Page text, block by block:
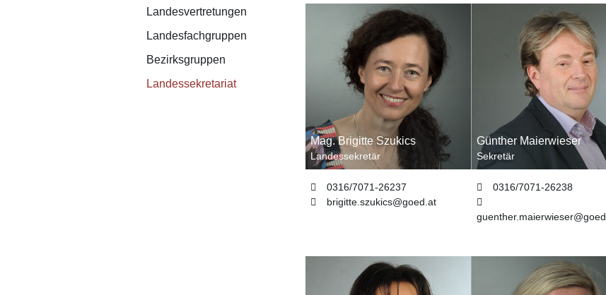
Landesvertretungen
Landesfachgruppen
Bezirksgruppen
Landessekretariat
Mag. Brigitte Szukics
Landessekretär
0316/7071-26237
brigitte.szukics@goed at
Günther Maierwieser
Sekretär
0316/7071-26238
guenther.maierwieser@goed